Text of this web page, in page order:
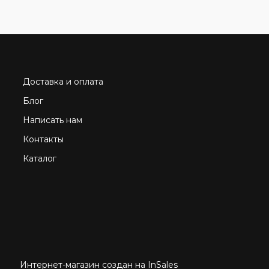
Доставка и оплата
Блог
Написать нам
Контакты
Каталог
Интернет-магазин создан на InSales